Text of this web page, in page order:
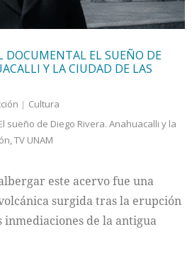
DOCUMENTAL EL SUEÑO DE
Y LA CIUDAD DE LAS
Cultura
sueño de Diego Rivera. Anahuacalli y la
,TV UNAM
este acervo fue una
surgida tras la erupción
inmediaciones de la antigua